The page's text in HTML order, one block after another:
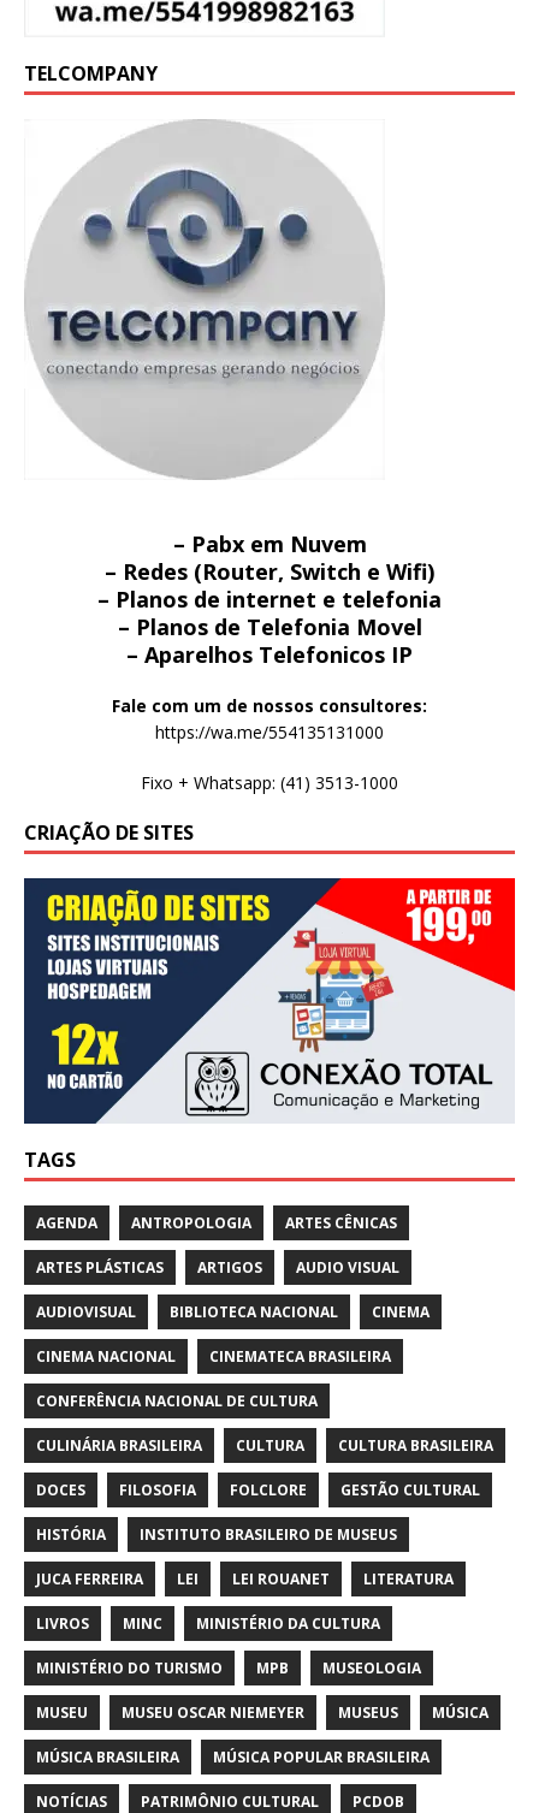
TELCOMPANY
– Pabx em Nuvem
– Redes (Router, Switch e Wifi)
– Planos de internet e telefonia
– Planos de Telefonia Movel
– Aparelhos Telefonicos IP
Fale com um de nossos consultores:
https://wa.me/554135131000
Fixo + Whatsapp: (41) 3513-1000
CRIAÇÃO DE SITES
TAGS
AGENDA ANTROPOLOGIA ARTES CÊNICAS
ARTES PLÁSTICAS ARTIGOS AUDIO VISUAL
AUDIOVISUAL BIBLIOTECA NACIONAL CINEMA
CINEMA NACIONAL CINEMATECA BRASILEIRA
CONFERÊNCIA NACIONAL DE CULTURA
CULINÁRIA BRASILEIRA CULTURA CULTURA BRASILEIRA
DOCES FILOSOFIA FOLCLORE GESTÃO CULTURAL
HISTÓRIA INSTITUTO BRASILEIRO DE MUSEUS
JUCA FERREIRA LEI LEI ROUANET LITERATURA
LIVROS MINC MINISTÉRIO DA CULTURA
MINISTÉRIO DO TURISMO MPB MUSEOLOGIA
MUSEU MUSEU OSCAR NIEMEYER MUSEUS MÚSICA
MÚSICA BRASILEIRA MÚSICA POPULAR BRASILEIRA
NOTÍCIAS PATRIMÔNIO CULTURAL PCDOB